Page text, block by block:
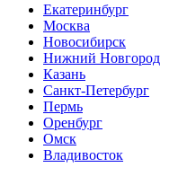
Екатеринбург
Москва
Новосибирск
Нижний Новгород
Казань
Санкт-Петербург
Пермь
Оренбург
Омск
Владивосток